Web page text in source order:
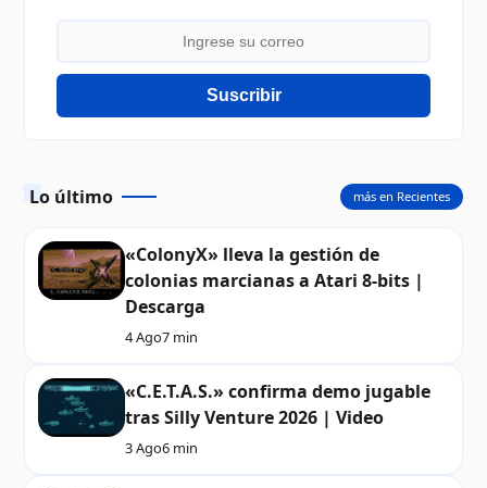
Suscribir
Lo último
«ColonyX» lleva la gestión de
colonias marcianas a Atari 8-bits |
Descarga
4 Ago7 min
«C.E.T.A.S.» confirma demo jugable
tras Silly Venture 2026 | Video
3 Ago6 min
más en Recientes